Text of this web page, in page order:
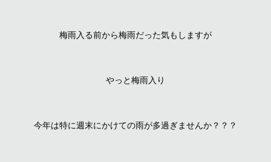
梅雨入る前から梅雨だった気もしますが
やっと梅雨入り
今年は特に週末にかけての雨が多過ぎませんか？？？